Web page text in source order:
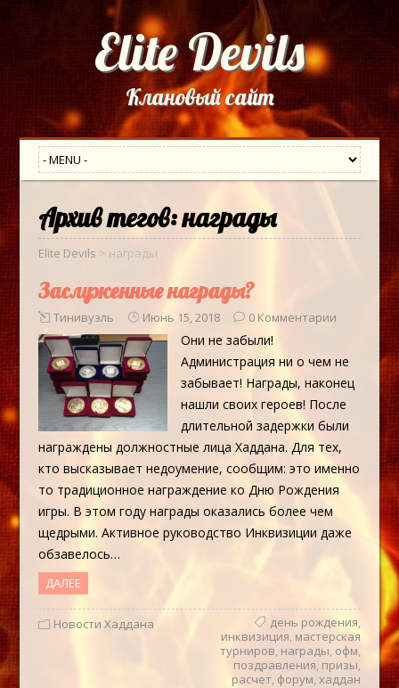
Elite Devils
Клановый сайт
Архив тегов:награды
Elite Devils > награды
Заслуженные награды?
Тинивуэль Июнь 15, 2018 0 Комментарии
Они не забыли!
Администрация ни о чем не
забывает! Награды, наконец
нашли своих героев! После
длительной задержки были
награждены должностные лица Хаддана. Для тех,
кто высказывает недоумение, сообщим: это именно
то традиционное награждение ко Дню Рождения
игры. В этом году награды оказались более чем
щедрыми. Активное руководство Инквизиции даже
обзавелось…
ДАЛЕЕ
Новости Хаддана день рождения,
инквизиция, мастерская
турниров, награды, офм,
поздравления, призы,
расчет, форум,хаддан